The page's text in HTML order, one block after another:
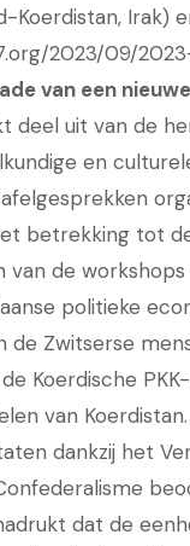
Koerdistan, Irak)
2023/09/
van een
deel uit van de
en
betrekking tot
van de
politieke
de Zwitserse
Koerdische
van
dankzij het
dat de